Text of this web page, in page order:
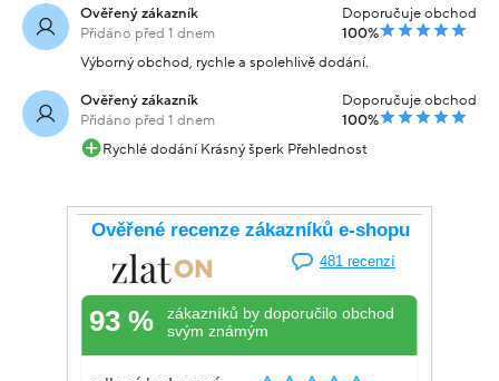
Ověřený zákazník
Přidáno před 1 dnem
Doporučuje obchod
100%
Výborný obchod, rychle a spolehlivě dodání.
Ověřený zákazník
Přidáno před 1 dnem
Doporučuje obchod
100%
Rychlé dodání Krásný šperk Přehlednost